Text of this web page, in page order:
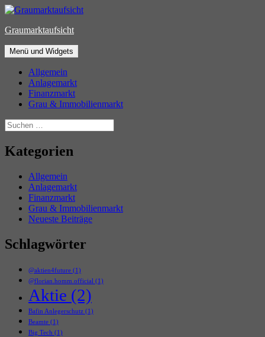
Zum
springen
Graumarktaufsicht
Menü und Widgets
Allgemein
Anlagemarkt
Finanzmarkt
Grau & Immobilienmarkt
Suchen
nach:
Kategorien
Allgemein
Anlagemarkt
Finanzmarkt
Grau & Immobilienmarkt
Neueste Beiträge
Schlagwörter
@aktien4future (1)
@florian.homm.official (1)
Aktie (2)
Bafin Anlegerschutz (1)
Beamte (1)
Big Tech (1)